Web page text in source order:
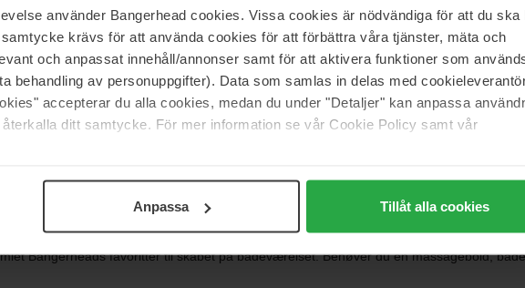
använder Bangerhead cookies. Vissa cookies är nödvändiga för att du ska
krävs för att använda cookies för att förbättra våra tjänster, mäta och
och anpassat innehåll/annonser samt för att aktivera funktioner som
behandling av personuppgifter). Data som samlas in delas med
accepterar du alla cookies, medan du under "Detaljer" kan anpassa
ditt samtycke. För mer information se vår Cookie Policy samt vår
Anpassa Tillåt alla cookies
339 kr 292 kr
Normalpris
Limited Edition
Lenoites
Headband
1 pcs
Bangerheads favoritter til skabet på badeværelset. Behøver du en massagebold,